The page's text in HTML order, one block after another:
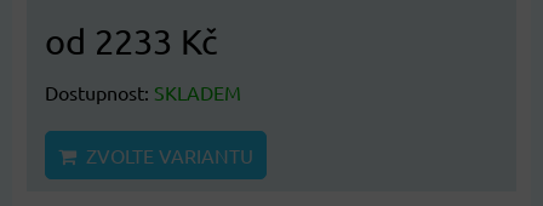
od 2233 Kč
Dostupnost: SKLADEM
ZVOLTE VARIANTU